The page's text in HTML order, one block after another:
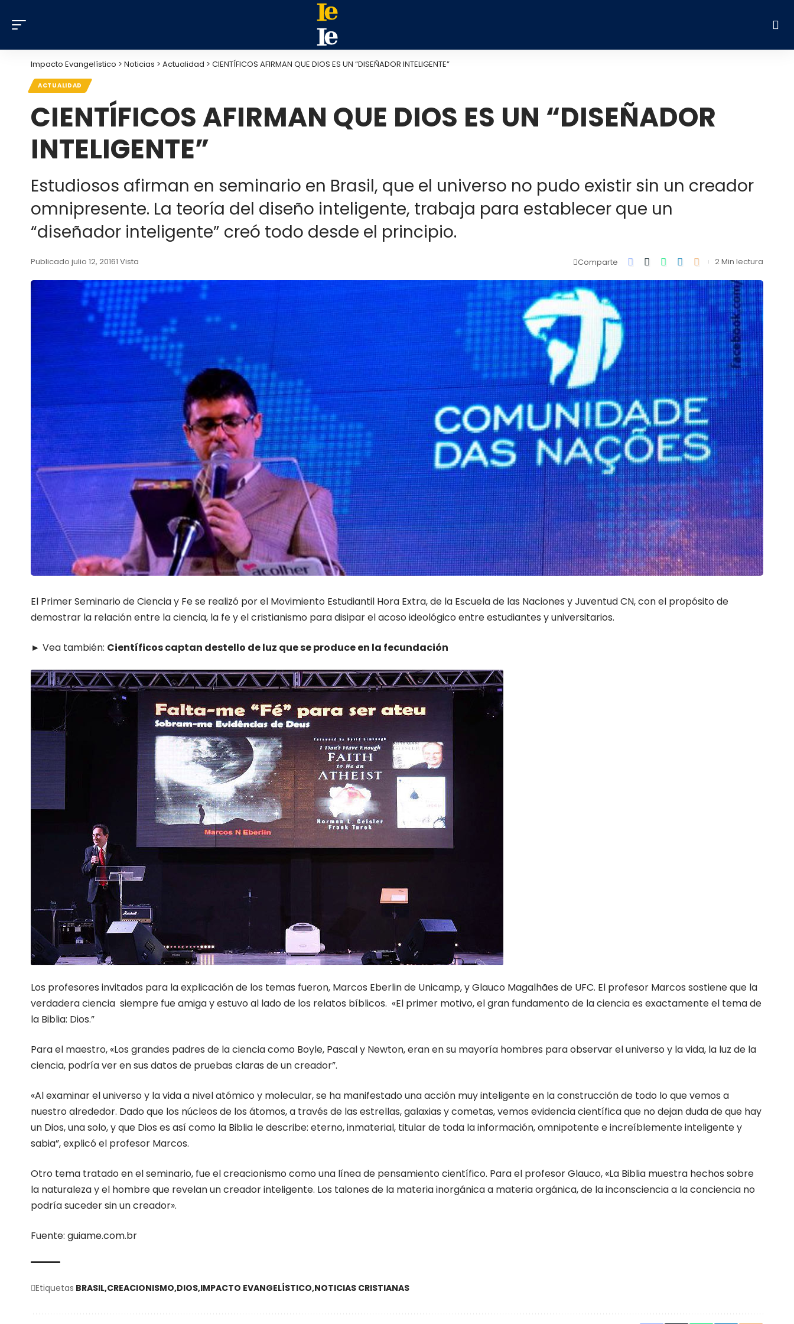
Impacto Evangelístico > Noticias > Actualidad > CIENTÍFICOS AFIRMAN QUE DIOS ES UN “DISEÑADOR INTELIGENTE”
ACTUALIDAD
CIENTÍFICOS AFIRMAN QUE DIOS ES UN “DISEÑADOR
INTELIGENTE”
Estudiosos afirman en seminario en Brasil, que el universo no pudo existir sin un creador
omnipresente. La teoría del diseño inteligente, trabaja para establecer que un
“diseñador inteligente” creó todo desde el principio.
Publicado julio 12, 20161 Vista Comparte 2 Min lectura
El Primer Seminario de Ciencia y Fe se realizó por el Movimiento Estudiantil Hora Extra, de la Escuela de las Naciones y Juventud CN, con el propósito de
demostrar la relación entre la ciencia, la fe y el cristianismo para disipar el acoso ideológico entre estudiantes y universitarios.
► Vea también: Científicos captan destello de luz que se produce en la fecundación
Los profesores invitados para la explicación de los temas fueron, Marcos Eberlin de Unicamp, y Glauco Magalhães de UFC. El profesor Marcos sostiene que la
verdadera ciencia siempre fue amiga y estuvo al lado de los relatos bíblicos. «El primer motivo, el gran fundamento de la ciencia es exactamente el tema de
la Biblia: Dios.”
Para el maestro, «Los grandes padres de la ciencia como Boyle, Pascal y Newton, eran en su mayoría hombres para observar el universo y la vida, la luz de la
ciencia, podría ver en sus datos de pruebas claras de un creador”.
«Al examinar el universo y la vida a nivel atómico y molecular, se ha manifestado una acción muy inteligente en la construcción de todo lo que vemos a
nuestro alrededor. Dado que los núcleos de los átomos, a través de las estrellas, galaxias y cometas, vemos evidencia científica que no dejan duda de que hay
un Dios, una solo, y que Dios es así como la Biblia le describe: eterno, inmaterial, titular de toda la información, omnipotente e increíblemente inteligente y
sabia”, explicó el profesor Marcos.
Otro tema tratado en el seminario, fue el creacionismo como una línea de pensamiento científico. Para el profesor Glauco, «La Biblia muestra hechos sobre
la naturaleza y el hombre que revelan un creador inteligente. Los talones de la materia inorgánica a materia orgánica, de la inconsciencia a la conciencia no
podría suceder sin un creador».
Fuente: guiame.com.br
Etiquetas BRASIL CREACIONISMO DIOS IMPACTO EVANGELÍSTICO NOTICIAS CRISTIANAS